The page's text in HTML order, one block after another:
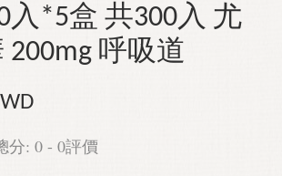
入*5盒 共300入 尤
200mg 呼吸道
分: 0 - 0評價